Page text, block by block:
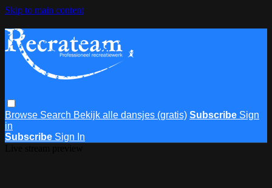
Skip to main content
Browse Search Bekijk alle dansjes (gratis) Subscribe Sign
in
Subscribe Sign In